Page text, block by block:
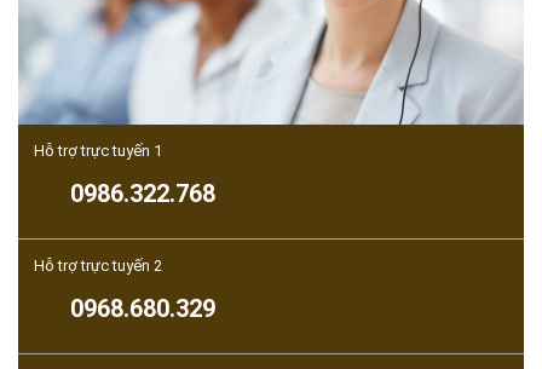
Hỗ trợ trực tuyến 1
0986.322.768
Hỗ trợ trực tuyến 2
0968.680.329